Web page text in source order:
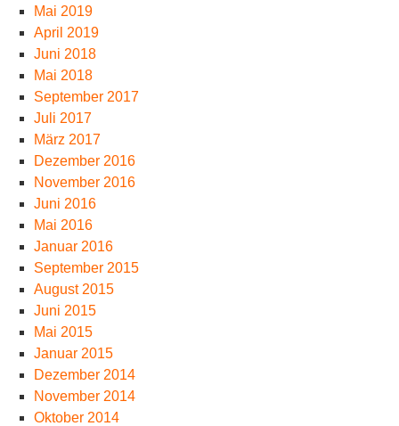
Mai 2019
April 2019
Juni 2018
Mai 2018
September 2017
Juli 2017
März 2017
Dezember 2016
November 2016
Juni 2016
Mai 2016
Januar 2016
September 2015
August 2015
Juni 2015
Mai 2015
Januar 2015
Dezember 2014
November 2014
Oktober 2014